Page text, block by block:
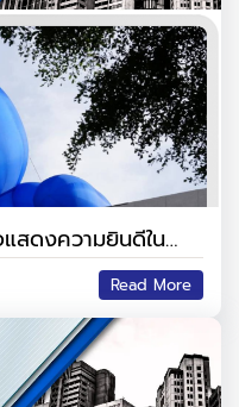
สดงความยินดีใน
ำเร็จ
Read More